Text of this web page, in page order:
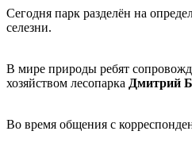
Сегодня парк разделён на
селезни.
В мире природы ребят
хозяйством лесопарка Дмитрий
Во время общения с